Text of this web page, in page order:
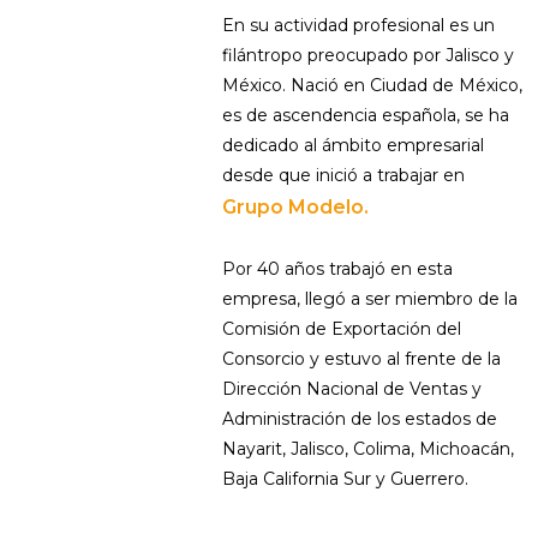
En su actividad profesional es un
filántropo preocupado por Jalisco y
México. Nació en Ciudad de México,
es de ascendencia española, se ha
dedicado al ámbito empresarial
desde que inició a trabajar en
Grupo Modelo.
Por 40 años trabajó en esta
empresa, llegó a ser miembro de la
Comisión de Exportación del
Consorcio y estuvo al frente de la
Dirección Nacional de Ventas y
Administración de los estados de
Nayarit, Jalisco, Colima, Michoacán,
Baja California Sur y Guerrero.